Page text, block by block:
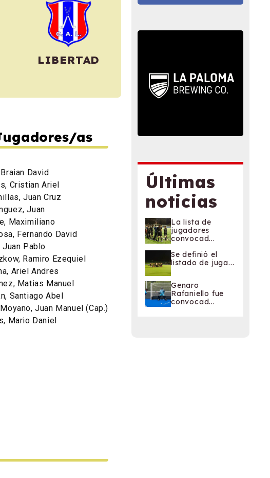
LIBERTAD
as
David
Cristian Ariel
Juan Cruz
Juan
Maximiliano
Fernando David
Juan Pablo
Ramiro Ezequiel
Ariel Andres
Matias Manuel
Santiago Abel
Juan Manuel (Cap.)
Mario Daniel
Últimas
noticias
La lista de
jugadores
convocad...
Se definió el
listado de juga...
Genaro
Rafaniello fue
convocad...